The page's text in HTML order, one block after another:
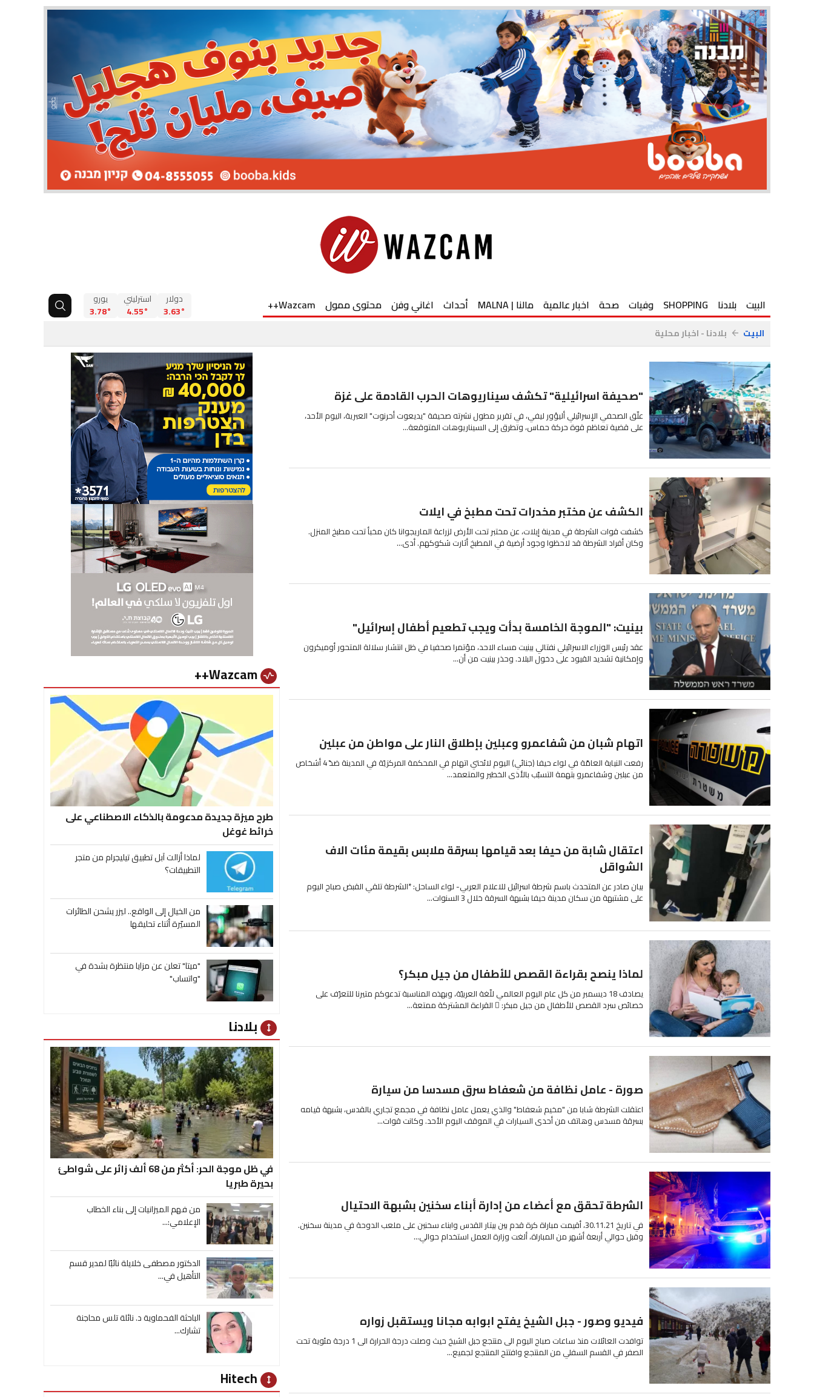
البيت بلادنا SHOPPING وفيات صحة اخبار عالمية مالنا | MALNA أحداث اغاني وفن محتوى ممول Wazcam++ دولار
3.63°
استرليني
4.55°
يورو
3.78°
البيت arrow_back بلادنا - اخبار محلية
"صحيفة اسرائيلية" تكشف سيناريوهات الحرب القادمة على غزة
علّق الصحفي الإسرائيلي أليؤور ليفي، في تقرير مطول نشرته صحيفة "يديعوت أحرنوت" العبرية، اليوم الأحد،
على قضية تعاظم قوة حركة حماس، وتطرق إلى السيناريوهات المتوقعة...
الكشف عن مختبر مخدرات تحت مطبخ في ايلات
كشفت قوات الشرطة في مدينة إيلات، عن مختبر تحت الأرض لزراعة الماريجوانا كان مخبأ تحت مطبخ المنزل.
وكان أفراد الشرطة قد لاحظوا وجود أرضية في المطبخ أثارت شكوكهم. أدى...
بينيت: "الموجة الخامسة بدأت ويجب تطعيم أطفال إسرائيل"
عقد رئيس الوزراء الاسرائيلي نفتالي بينيت مساء الاحد، مؤتمرا صحفيا في ظل انتشار سلالة المتحور أوميكرون
وإمكانية تشديد القيود على دخول البلاد. وحذر بينيت من أن...
اتهام شبان من شفاعمرو وعبلين بإطلاق النار على مواطن من عبلين
رفعت النيابة العامّة في لواء حيفا (جنائي) اليوم لائحتي اتهام في المحكمة المركزيّة في المدينة ضدّ 4 أشخاص
من عبلين وشفاعمرو بتهمة التسبّب بالأذى الخطير والمتعمد...
اعتقال شابة من حيفا بعد قيامها بسرقة ملابس بقيمة مئات الاف
الشواقل
بيان صادر عن المتحدث باسم شرطة اسرائيل للاعلام العربي- لواء الساحل: *الشرطة تلقي القبض صباح اليوم
على مشتبهة من سكان مدينة حيفا بشبهة السرقة خلال 3 السنوات...
لماذا ينصح بقراءة القصص للأطفال من جيل مبكر؟
يصادف 18 ديسمبر من كل عام اليوم العالمي للّغة العربيّة، وبهذه المناسبة تدعوكم متيرنا للتعرّف على
خصائص سرد القصص للأطفال من جيل مبكر:  القراءة المشتركة ممتعة...
صورة - عامل نظافة من شعفاط سرق مسدسا من سيارة
اعتقلت الشرطة شابا من "مخيم شعفاط" والذي يعمل عامل نظافة في مجمع تجاري بالقدس، بشبهة قيامه
بسرقة مسدس وهاتف من أحدى السيارات في الموقف اليوم الأحد. وكانت قوات...
الشرطة تحقق مع أعضاء من إدارة أبناء سخنين بشبهة الاحتيال
في تاريخ 30.11.21، أقيمت مباراة كرة قدم بين بيتار القدس وابناء سخنين على ملعب الدوحة في مدينة سخنين.
وقبل حوالي أربعة أشهر من المباراة، ألغت وزارة العمل استخدام حوالي...
فيديو وصور - جبل الشيخ يفتح ابوابه مجانا ويستقبل زواره
توافدت العائلات منذ ساعات صباح اليوم الى منتجع جبل الشيخ حيث وصلت درجة الحرارة الى 1 درجة مئوية تحت
الصفر في القسم السفلي من المنتجع وافتتح المنتجع لجميع...
vital_signs
طرح ميزة جديدة مدعومة بالذكاء الاصطناعي على
خرائط غوغل
لماذا أزالت آبل تطبيق تيليجرام من متجر
التطبيقات؟
من الخيال إلى الواقع.. ليزر يشحن الطائرات
المسيّرة أثناء تحليقها
"ميتا" تعلن عن مزايا منتظرة بشدة في
"واتساب"
height بلادنا
في ظل موجة الحر: أكثر من 68 ألف زائر على شواطئ
بحيرة طبريا
من فهم الميزانيات إلى بناء الخطاب
الإعلامي:...
الدكتور مصطفى خلايلة نائبًا لمدير قسم
التأهيل في...
الباحثة الفحماوية د. نائلة تلس محاجنة
تشارك...
height